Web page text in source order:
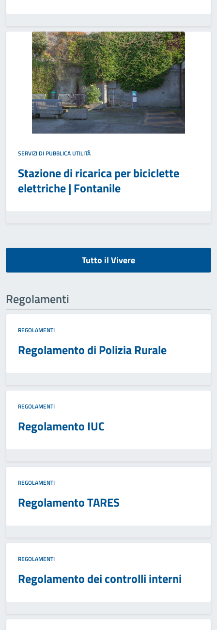
SERVIZI DI PUBBLICA UTILITÀ
Stazione di ricarica per biciclette
elettriche | Fontanile
Tutto il Vivere
Regolamenti
REGOLAMENTI
Regolamento di Polizia Rurale
REGOLAMENTI
Regolamento IUC
REGOLAMENTI
Regolamento TARES
REGOLAMENTI
Regolamento dei controlli interni